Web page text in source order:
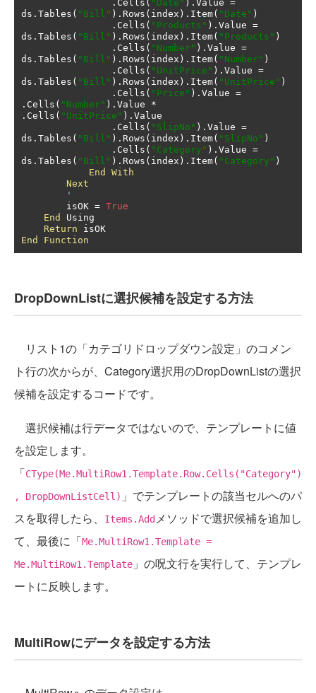
. Cells ( "Date" ). Value =
ds . Tables ( "Bill" ). Rows ( index ). Item( "Date" )
. Cells ( "Products" ). Value =
ds . Tables ( "Bill" ). Rows ( index ). Item( "Products" )
. Cells ( "Number" ). Value =
ds . Tables ( "Bill" ). Rows ( index ). Item( "Number" )
. Cells ( "UnitPrice" ). Value =
ds . Tables ( "Bill" ). Rows ( index ). Item( "UnitPrice" )
. Cells ( "Price" ). Value =
. Cells ( "Number" ). Value *
. Cells ( "UnitPrice" ). Value
. Cells ( "SlipNo" ). Value =
ds . Tables ( "Bill" ). Rows ( index ). Item( "SlipNo" )
. Cells ( "Category" ). Value =
ds . Tables ( "Bill" ). Rows ( index ). Item( "Category" )
End
With
Next
'
        isOK
= True
End
Using
Return
End
Function
DropDownListに選択候補を設定する方法
リスト1の「カテゴリドロップダウン設定」のコメン
ト行の次からが、Category選択用のDropDownListの選択
候補を設定するコードです。
選択候補は行データではないので、テンプレートに値
を設定します。
「CType(Me.MultiRow1.Template.Row.Cells("Category")
, DropDownListCell) 」でテンプレートの該当セルへのパ
スを取得したら、
Items.Add メソッドで選択候補を追加し
て、最後に「Me.MultiRow1.Template =
Me.MultiRow1.Template 」の呪文行を実行して、テンプレ
ートに反映します。
MultiRowにデータを設定する方法